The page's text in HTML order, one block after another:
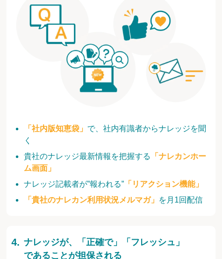
「社内版知恵袋」 で、社内有識者からナレッジを聞
く
貴社のナレッジ最新情報を把握する
「ナレカンホー
ム画面」
ナレッジ記載者が”報われる” 「リアクション機能」
「貴社のナレカン利用状況メルマガ」 を月1回配信
ナレッジが、「正確で」「フレッシュ」
であることが担保される